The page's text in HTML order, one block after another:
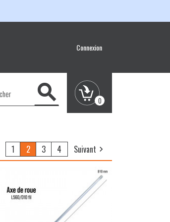
Connexion
 0
1 2 3 4 Suivant 